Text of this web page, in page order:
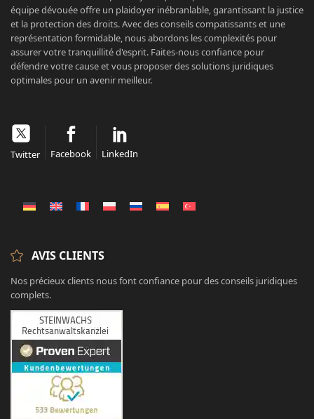
équipe dévouée offre un plaidoyer inébranlable, garantissant la justice
et la protection des droits. Avec des conseils compatissants et une
représentation formidable, nous abordons les complexités pour
assurer votre tranquillité d'esprit. Faites-nous confiance pour
défendre votre cause et vous proposer des solutions juridiques
optimales pour un avenir meilleur.
Twitter Facebook LinkedIn
AVIS CLIENTS
Nos précieux clients nous font confiance pour des conseils juridiques
complets.